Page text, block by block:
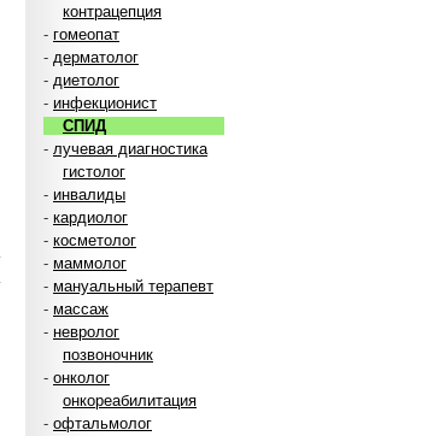
контрацепция
- гомеопат
- дерматолог
- диетолог
- инфекционист
СПИД
- лучевая диагностика
гистолог
- инвалиды
- кардиолог
- косметолог
- маммолог
- мануальный терапевт
- массаж
- невролог
позвоночник
- онколог
онкореабилитация
- офтальмолог